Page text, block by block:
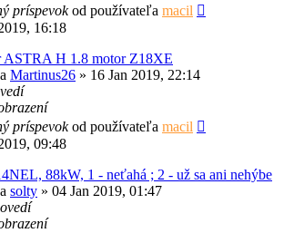
príspevokod používateľa macil
16:18
ASTRA H 1.8 motor Z18XE
Martinus26 » 16 Jan 2019, 22:14
príspevokod používateľa macil
09:48
88kW, 1 - neťahá ; 2 - už sa ani nehýbe
solty » 04 Jan 2019, 01:47